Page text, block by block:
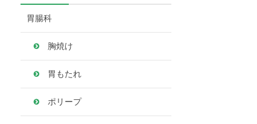
胃腸科
胸焼け
胃もたれ
ポリープ